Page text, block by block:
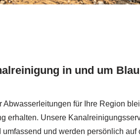
in und um
Abwasserleitungen für Ihre Region
erhalten. Unsere
und werden persönlich auf